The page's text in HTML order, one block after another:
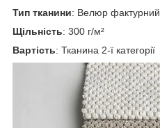
Тип тканини: Велюр фактурний
Щільність: 300 г/м²
Вартість: Тканина 2-ї категорії